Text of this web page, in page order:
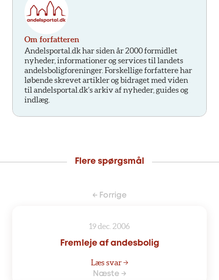
Om forfatteren
Andelsportal.dk har siden år 2000 formidlet
nyheder, informationer og services til landets
andelsboligforeninger. Forskellige forfattere har
løbende skrevet artikler og bidraget med viden
til andelsportal.dk’s arkiv af nyheder, guides og
indlæg.
Flere spørgsmål
← Forrige
19 dec. 2006
Fremleje af andesbolig
Læs svar →
Næste →